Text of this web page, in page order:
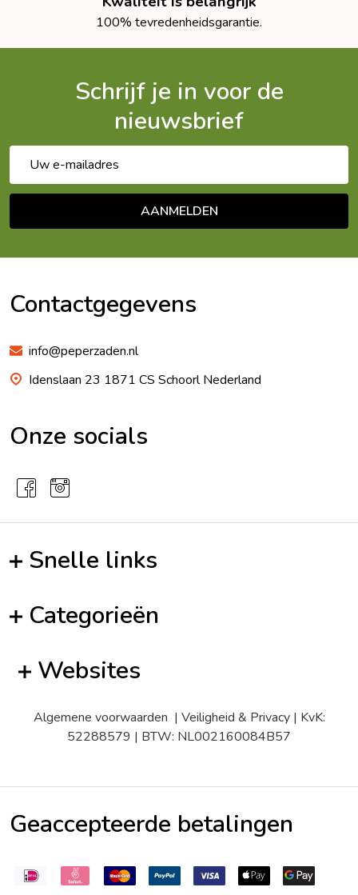
100% tevredenheidsgarantie.
Schrijf je in voor de
nieuwsbrief
mailadres
AANMELDEN
Contactgegevens
info@peperzaden.nl
Idenslaan 23 1871 CS Schoorl Nederland
Onze socials
Snelle links
Categorieën
Websites
Algemene voorwaarden | Veiligheid & Privacy| KvK:
52288579 | BTW: NL002160084B57
Geaccepteerde betalingen